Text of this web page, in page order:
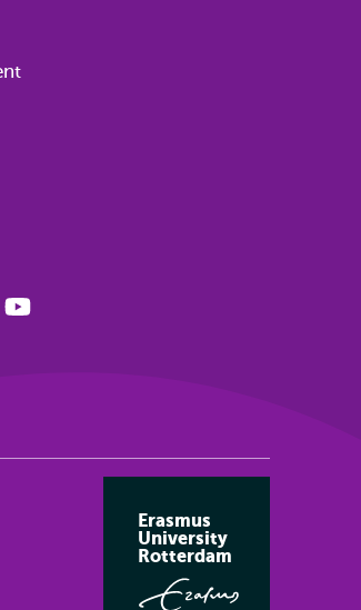
LinkedinYoutube
Erasmus
University
Rotterdam